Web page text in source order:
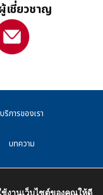
เชี่ยวชาญ
บริการของเรา
บทความ